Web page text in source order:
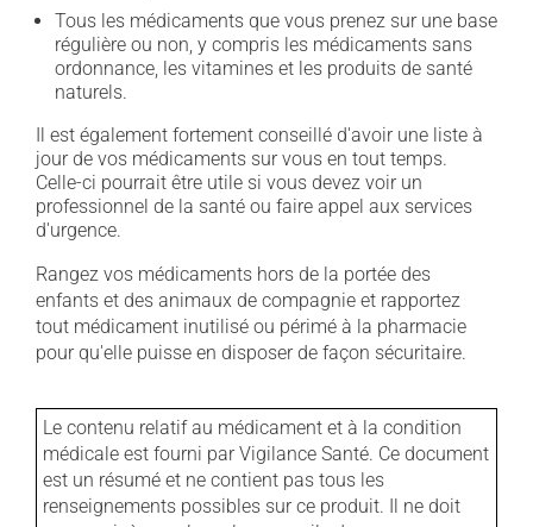
Tous les médicaments que vous prenez sur une base
régulière ou non, y compris les médicaments sans
ordonnance, les vitamines et les produits de santé
naturels.
Il est également fortement conseillé d'avoir une liste à
jour de vos médicaments sur vous en tout temps.
Celle-ci pourrait être utile si vous devez voir un
professionnel de la santé ou faire appel aux services
d'urgence.
Rangez vos médicaments hors de la portée des
enfants et des animaux de compagnie et rapportez
tout médicament inutilisé ou périmé à la pharmacie
pour qu'elle puisse en disposer de façon sécuritaire.
Le contenu relatif au médicament et à la condition
médicale est fourni par Vigilance Santé. Ce document
est un résumé et ne contient pas tous les
renseignements possibles sur ce produit. Il ne doit